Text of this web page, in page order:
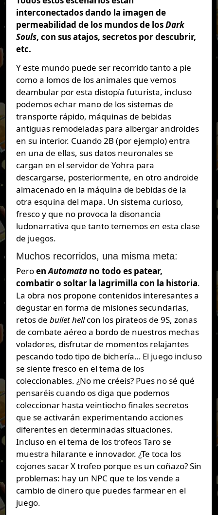
interconectados dando la imagen de
permeabilidad de los mundos de losDark
Souls, con sus atajos, secretos por descubrir,
etc.
Y este mundo puede ser recorrido tanto a pie
como a lomos de los animales que vemos
deambular por esta distopía futurista, incluso
podemos echar mano de los sistemas de
transporte rápido, máquinas de bebidas
antiguas remodeladas para albergar androides
en su interior. Cuando 2B (por ejemplo) entra
en una de ellas, sus datos neuronales se
cargan en el servidor de Yohra para
descargarse, posteriormente, en otro androide
almacenado en la máquina de bebidas de la
otra esquina del mapa. Un sistema curioso,
fresco y que no provoca la disonancia
ludonarrativa que tanto tememos en esta clase
de juegos.
Muchos recorridos, una misma meta:
PeroenAutomatano todo es patear,
combatir o soltar la lagrimilla con la historia.
La obra nos propone contenidos interesantes a
degustar en forma de misiones secundarias,
retos de bullet hellcon los pirateos de 9S, zonas
de combate aéreo a bordo de nuestros mechas
voladores, disfrutar de momentos relajantes
pescando todo tipo de bichería… El juego incluso
se siente fresco en el tema de los
coleccionables. ¿No me créeis? Pues no sé qué
pensaréis cuando os diga que podemos
coleccionar hasta veintiocho finales secretos
que se activarán experimentando acciones
diferentes en determinadas situaciones.
Incluso en el tema de los trofeos Taro se
muestra hilarante e innovador. ¿Te toca los
cojones sacar X trofeo porque es un coñazo? Sin
problemas: hay un NPC que te los vende a
cambio de dinero que puedes farmear en el
juego.